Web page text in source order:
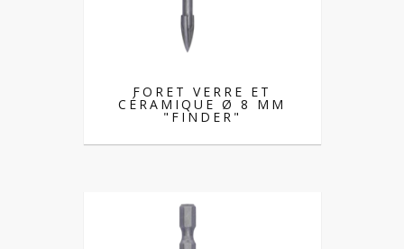
FORET VERRE ET
CÉRAMIQUE Ø 8 MM
"FINDER"